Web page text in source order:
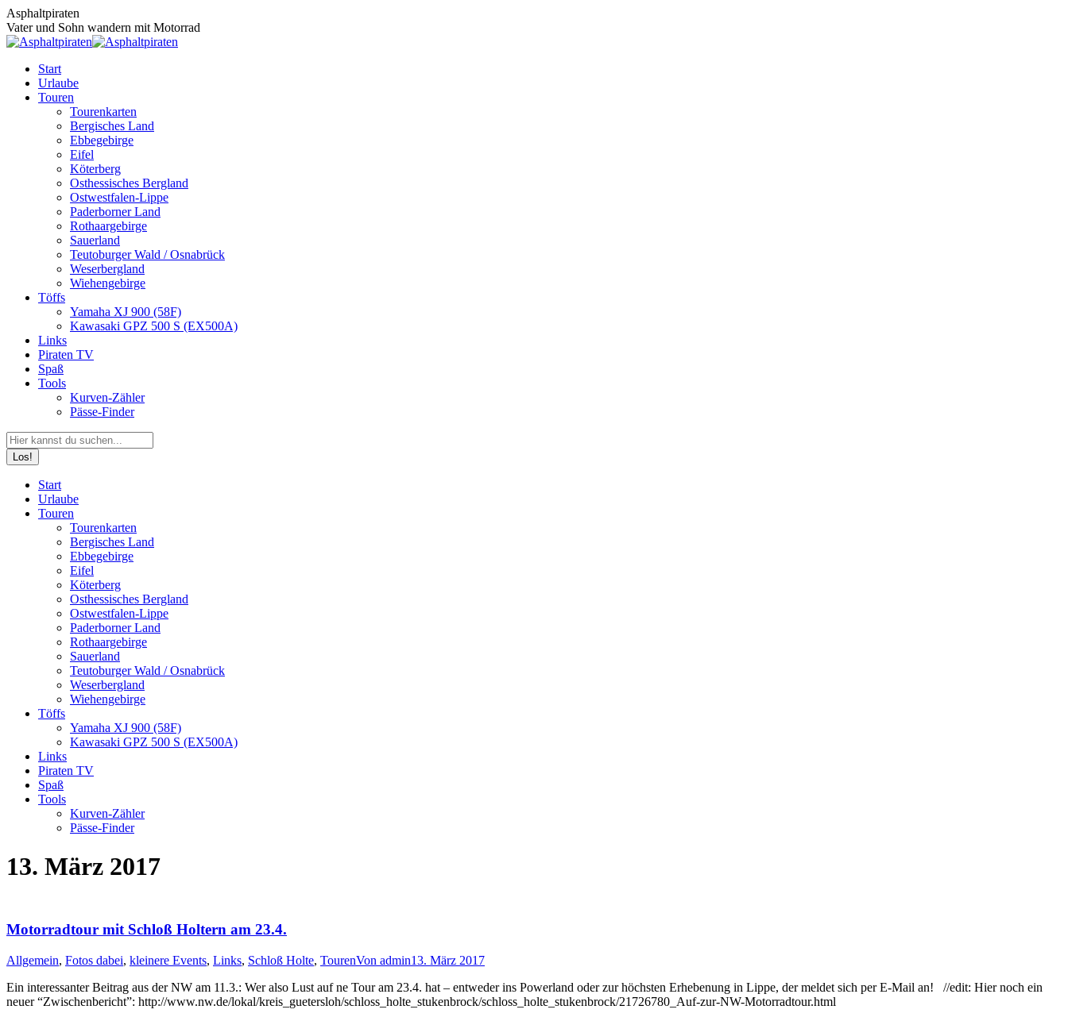
Zum
Inhalt
springen
Asphaltpiraten
Vater und Sohn wandern mit Motorrad
Start
Urlaube
Touren
Tourenkarten
Bergisches Land
Ebbegebirge
Eifel
Köterberg
Osthessisches Bergland
Ostwestfalen-Lippe
Paderborner Land
Rothaargebirge
Sauerland
Teutoburger Wald / Osnabrück
Weserbergland
Wiehengebirge
Töffs
Yamaha XJ 900 (58F)
Kawasaki GPZ 500 S (EX500A)
Links
Piraten TV
Spaß
Tools
Kurven-Zähler
Pässe-Finder
Search:
page
opens
page
opens
page
opens
Start
Urlaube
Touren
Tourenkarten
Bergisches Land
Ebbegebirge
Eifel
Köterberg
Osthessisches Bergland
Ostwestfalen-Lippe
Paderborner Land
Rothaargebirge
Sauerland
Teutoburger Wald / Osnabrück
Weserbergland
Wiehengebirge
Töffs
Yamaha XJ 900 (58F)
Kawasaki GPZ 500 S (EX500A)
Links
Piraten TV
Spaß
Tools
Kurven-Zähler
Pässe-Finder
13. März 2017
Motorradtour mit Schloß Holtern am 23.4.
Allgemein, Fotos dabei, kleinere Events, Links, Schloß Holte, TourenVon admin13. März 2017
Ein interessanter Beitrag aus der NW am 11.3.: Wer also Lust auf ne Tour am 23.4. hat – entweder ins Powerland oder zur höchsten Erhebenung in Lippe, der meldet sich per E-Mail an! //edit: Hier noch ein
neuer “Zwischenbericht”: http://www.nw.de/lokal/kreis_guetersloh/schloss_holte_stukenbrock/schloss_holte_stukenbrock/21726780_Auf-zur-NW-Motorradtour.html